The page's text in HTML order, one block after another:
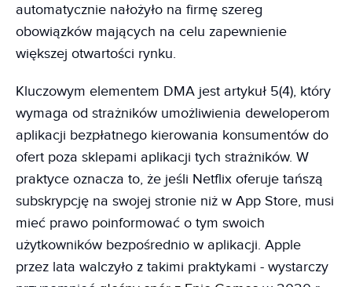
automatycznie nałożyło na firmę szereg
obowiązków mających na celu zapewnienie
większej otwartości rynku.
Kluczowym elementem DMA jest artykuł 5(4), który
wymaga od strażników umożliwienia deweloperom
aplikacji bezpłatnego kierowania konsumentów do
ofert poza sklepami aplikacji tych strażników. W
praktyce oznacza to, że jeśli Netflix oferuje tańszą
subskrypcję na swojej stronie niż w App Store, musi
mieć prawo poinformować o tym swoich
użytkowników bezpośrednio w aplikacji. Apple
przez lata walczyło z takimi praktykami - wystarczy